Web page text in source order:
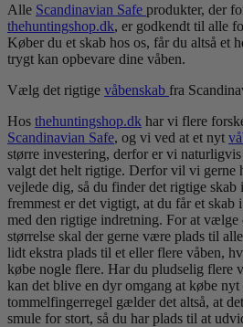
Alle Scandinavian Safe produkter, der
thehuntingshop.dk, er godkendt til alle
Køber du et skab hos os, får du altså et
trygt kan opbevare dine våben.
Vælg det rigtige våbenskab fra
Hos thehuntingshop.dk har vi flere
Scandinavian Safe, og vi ved at et nyt
større investering, derfor er vi
valgt det helt rigtige. Derfor vil vi gerne
vejlede dig, så du finder det rigtige skab
fremmest er det vigtigt, at du får et skab
med den rigtige indretning. For at vælge
størrelse skal der gerne være plads til
lidt ekstra plads til et eller flere våben,
købe nogle flere. Har du pludselig flere
kan det blive en dyr omgang at købe nyt
tommelfingerregel gælder det altså, at
smule for stort, så du har plads til at